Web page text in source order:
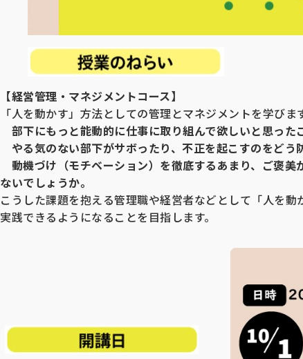
【経営管理・マネジメントコース】
「人を動かす」方法としての管理とマネジメントを学びま
部下にもっと能動的に仕事に取り組んで欲しいと思った
やる気のない部下がサボったり、不正を起こすのをどう
動機づけ（モチベーション）を徹底するあまり、ご褒
ないでしょうか。
こうした課題を抱える管理職や経営者などとして「人を
実践できるようになることを目指します。